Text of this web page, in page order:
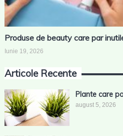
Produse de beauty care par
Iunie 19, 2026
Articole Recente
Plante care
august 5, 2026